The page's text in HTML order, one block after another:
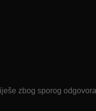
zbog sporog